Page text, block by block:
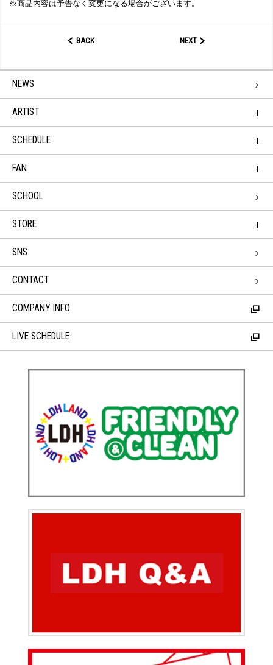
※商品内容は予告なく変更になる場合がございます。
BACK NEXT
NEWS
ARTIST
SCHEDULE
FAN
SCHOOL
STORE
SNS
CONTACT
COMPANY INFO
LIVE SCHEDULE